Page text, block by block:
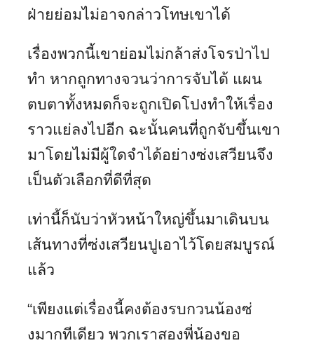
ฝ่ายย่อมไม่อาจกล่าวโทษเขาได้
เรื่องพวกนี้เขาย่อมไม่กล้าส่งโจรป่าไป
ทำ หากถูกทางจวนว่าการจับได้ แผน
ตบตาทั้งหมดก็จะถูกเปิดโปงทำให้เรื่อง
ราวแย่ลงไปอีก ฉะนั้นคนที่ถูกจับขึ้นเขา
มาโดยไม่มีผู้ใดจำได้อย่างซ่งเสวียนจึง
เป็นตัวเลือกที่ดีที่สุด
เท่านี้ก็นับว่าหัวหน้าใหญ่ขึ้นมาเดินบน
เส้นทางที่ซ่งเสวียนปูเอาไว้โดยสมบูรณ์
แล้ว
“เพียงแต่เรื่องนี้คงต้องรบกวนน้องซ่
งมากทีเดียว พวกเราสองพี่น้องขอ